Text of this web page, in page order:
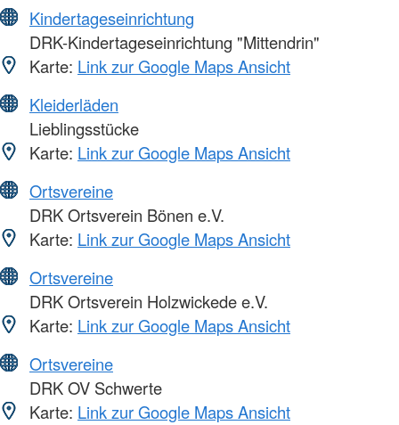
Kindertageseinrichtung
DRK-Kindertageseinrichtung "Mittendrin"
Karte: Link zur Google Maps Ansicht
Kleiderläden
Lieblingsstücke
Karte: Link zur Google Maps Ansicht
Ortsvereine
DRK Ortsverein Bönen e.V.
Karte: Link zur Google Maps Ansicht
Ortsvereine
DRK Ortsverein Holzwickede e.V.
Karte: Link zur Google Maps Ansicht
Ortsvereine
DRK OV Schwerte
Karte: Link zur Google Maps Ansicht